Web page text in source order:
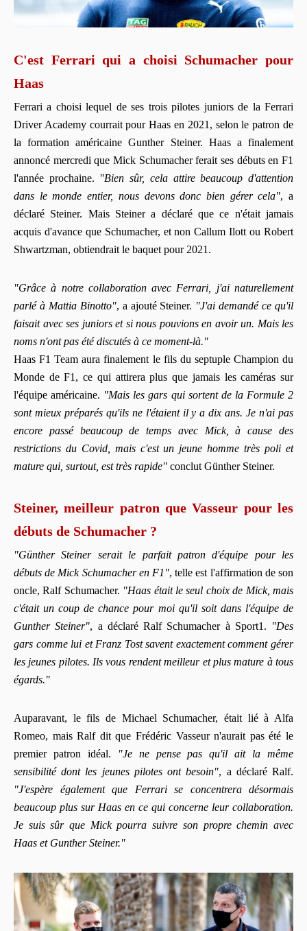
C'est Ferrari qui a choisi Schumacher pour
Haas
Ferrari a choisi lequel de ses trois pilotes juniors de la Ferrari
Driver Academy courrait pour Haas en 2021, selon le patron de
la formation américaine Gunther Steiner. Haas a finalement
annoncé mercredi que Mick Schumacher ferait ses débuts en F1
l'année prochaine. "Bien sûr, cela attire beaucoup d'attention
dans le monde entier, nous devons donc bien gérer cela", a
déclaré Steiner. Mais Steiner a déclaré que ce n'était jamais
acquis d'avance que Schumacher, et non Callum Ilott ou Robert
Shwartzman, obtiendrait le baquet pour 2021.
"Grâce à notre collaboration avec Ferrari, j'ai naturellement
parlé à Mattia Binotto", a ajouté Steiner. "J'ai demandé ce qu'il
faisait avec ses juniors et si nous pouvions en avoir un. Mais les
noms n'ont pas été discutés à ce moment-là."
Haas F1 Team aura finalement le fils du septuple Champion du
Monde de F1, ce qui attirera plus que jamais les caméras sur
l'équipe américaine. "Mais les gars qui sortent de la Formule 2
sont mieux préparés qu'ils ne l'étaient il y a dix ans. Je n'ai pas
encore passé beaucoup de temps avec Mick, à cause des
restrictions du Covid, mais c'est un jeune homme très poli et
mature qui, surtout, est très rapide" conclut Günther Steiner.
Steiner, meilleur patron que Vasseur pour les
débuts de Schumacher ?
"Günther Steiner serait le parfait patron d'équipe pour les
débuts de Mick Schumacher en F1", telle est l'affirmation de son
oncle, Ralf Schumacher. "Haas était le seul choix de Mick, mais
c'était un coup de chance pour moi qu'il soit dans l'équipe de
Gunther Steiner", a déclaré Ralf Schumacher à Sport1. "Des
gars comme lui et Franz Tost savent exactement comment gérer
les jeunes pilotes. Ils vous rendent meilleur et plus mature à tous
égards."
Auparavant, le fils de Michael Schumacher, était lié à Alfa
Romeo, mais Ralf dit que Frédéric Vasseur n'aurait pas été le
premier patron idéal.
"Je ne pense pas qu'il ait la même
sensibilité dont les jeunes pilotes ont besoin", a déclaré Ralf.
"J'espère également que Ferrari se concentrera désormais
beaucoup plus sur Haas en ce qui concerne leur collaboration.
Je suis sûr que Mick pourra suivre son propre chemin avec
Haas et Gunther Steiner."